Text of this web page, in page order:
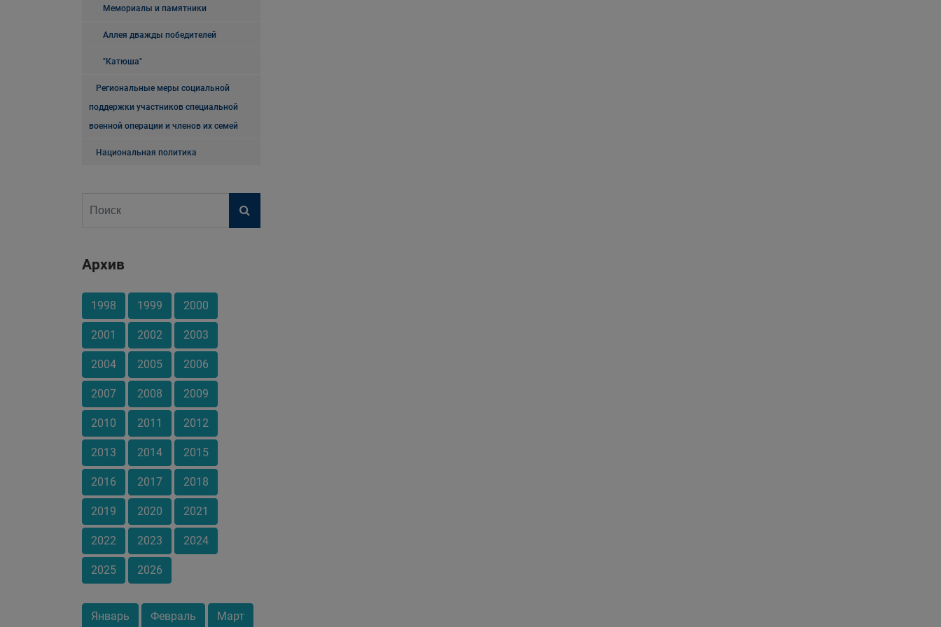
Мемориалы и памятники
Аллея дважды победителей
"Катюша"
Региональные меры социальной
поддержки участников специальной
военной операции и членов их семей
Национальная политика
Архив
1998 1999 2000
2001 2002 2003
2004 2005 2006
2007 2008 2009
2010 2011 2012
2013 2014 2015
2016 2017 2018
2019 2020 2021
2022 2023 2024
2025 2026
Январь Февраль Март